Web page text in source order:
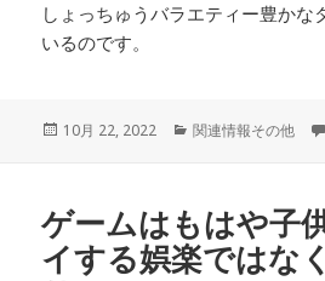
しょっちゅうバラエティー豊かな
いるのです。
投
10月 22, 2022
カ
ー
関連情報その他
ゲームはもはや子
イする娯楽ではな